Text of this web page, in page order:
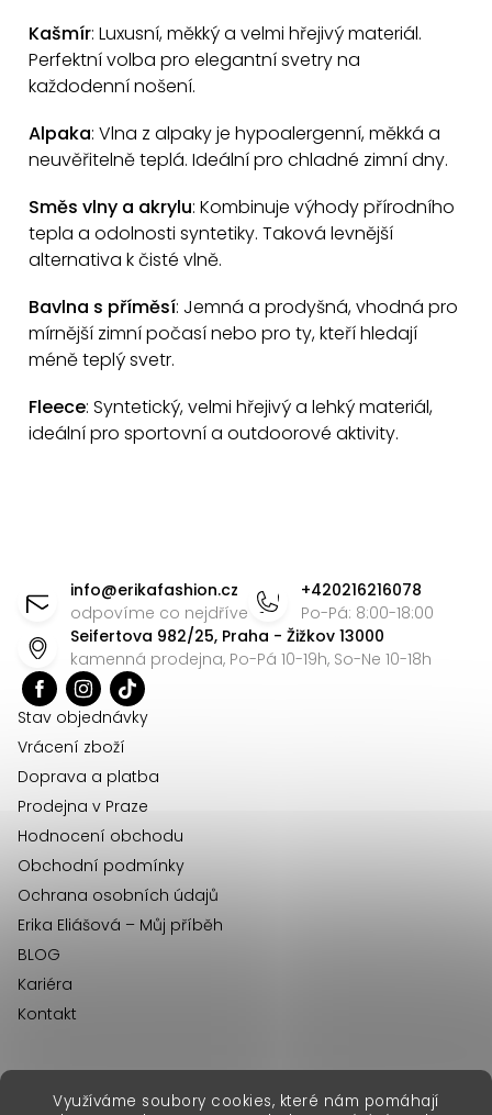
Využíváme soubory cookies, které nám pomáhají
v
k
v
ý
i
s
í
Kašmír: Luxusní, měkký a velmi hřejivý materiál.
Perfektní volba pro elegantní svetry na
každodenní nošení.
Alpaka: Vlna z alpaky je hypoalergenní, měkká a
neuvěřitelně teplá. Ideální pro chladné zimní dny.
Směs vlny a akrylu: Kombinuje výhody přírodního
tepla a odolnosti syntetiky. Taková levnější
alternativa k čisté vlně.
Bavlna s příměsí: Jemná a prodyšná, vhodná pro
mírnější zimní počasí nebo pro ty, kteří hledají
méně teplý svetr.
Fleece: Syntetický, velmi hřejivý a lehký materiál,
ideální pro sportovní a outdoorové aktivity.
info@erikafashion.cz
odpovíme co nejdříve
+420216216078
Po-Pá: 8:00-18:00
Seifertova 982/25, Praha - Žižkov 13000
kamenná prodejna, Po-Pá 10-19h, So-Ne 10-18h
Stav objednávky
Vrácení zboží
Doprava a platba
Prodejna v Praze
Hodnocení obchodu
Obchodní podmínky
Ochrana osobních údajů
Erika Eliášová – Můj příběh
BLOG
Kariéra
Kontakt
erikafashion.sk